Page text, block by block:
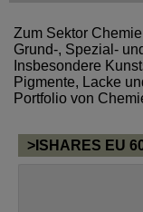
Zum Sektor
Grund-, Spezial-
Insbesondere
Pigmente, Lacke
Portfolio von
>ISHARES EU